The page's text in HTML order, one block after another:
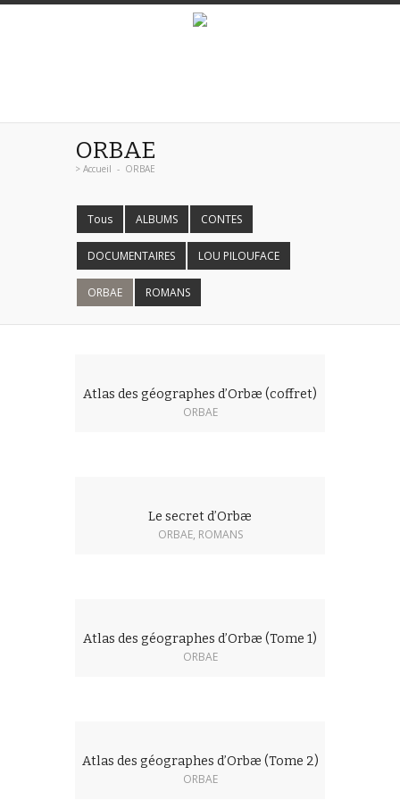
ORBAE
> Accueil - ORBAE
Tous ALBUMS CONTES
DOCUMENTAIRES LOU PILOUFACE
ORBAE ROMANS
Atlas des géographes d’Orbæ (coffret)
ORBAE
Le secret d’Orbæ
ORBAE, ROMANS
Atlas des géographes d’Orbæ (Tome 1)
ORBAE
Atlas des géographes d’Orbæ (Tome 2)
ORBAE